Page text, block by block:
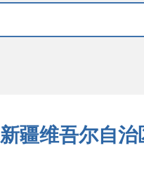
新疆维吾尔自